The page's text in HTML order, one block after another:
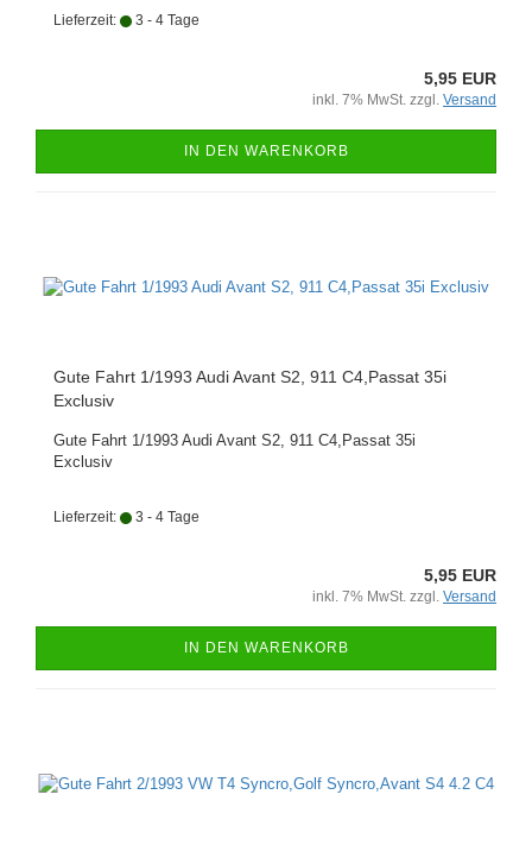
Lieferzeit: 3 - 4 Tage
5,95 EUR
inkl. 7% MwSt. zzgl. Versand
IN DEN WARENKORB
Gute Fahrt 1/1993 Audi Avant S2, 911 C4,Passat 35i
Exclusiv
Gute Fahrt 1/1993 Audi Avant S2, 911 C4,Passat 35i
Exclusiv
Lieferzeit: 3 - 4 Tage
5,95 EUR
inkl. 7% MwSt. zzgl. Versand
IN DEN WARENKORB